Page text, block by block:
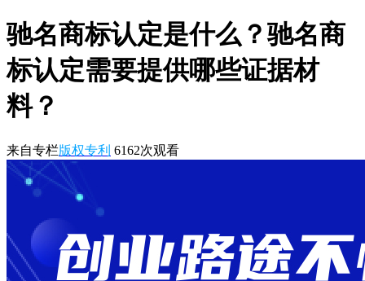
驰名商标认定是什么？驰名商
标认定需要提供哪些证据材
料？
来自专栏版权专利 6162次观看